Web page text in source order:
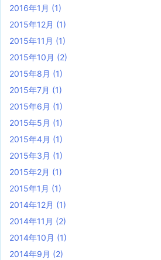
2016年1月 (1)
2015年12月 (1)
2015年11月 (1)
2015年10月 (2)
2015年8月 (1)
2015年7月 (1)
2015年6月 (1)
2015年5月 (1)
2015年4月 (1)
2015年3月 (1)
2015年2月 (1)
2015年1月 (1)
2014年12月 (1)
2014年11月 (2)
2014年10月 (1)
2014年9月 (2)